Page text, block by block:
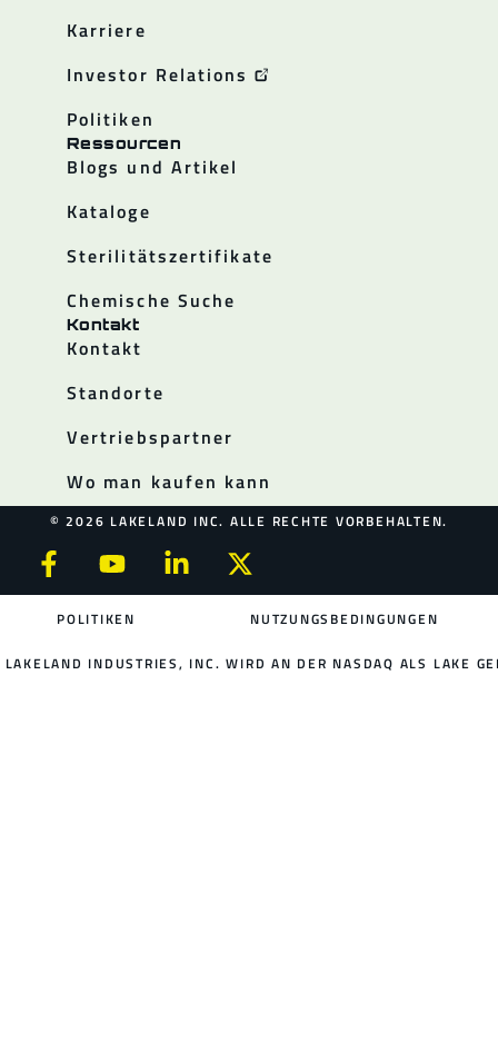
Karriere
Investor Relations
Politiken
Ressourcen
Blogs und Artikel
Kataloge
Sterilitätszertifikate
Chemische Suche
Kontakt
Kontakt
Standorte
Vertriebspartner
Wo man kaufen kann
© 2026 LAKELAND INC. ALLE RECHTE VORBEHALTEN.
POLITIKEN NUTZUNGSBEDINGUNGEN
LAKELAND INDUSTRIES, INC. WIRD AN DER NASDAQ ALS LAKE